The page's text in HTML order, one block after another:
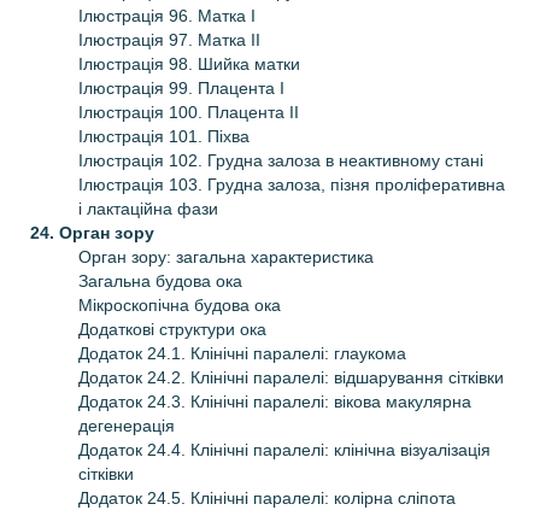
Ілюстрація 96. Матка І
Ілюстрація 97. Матка ІІ
Ілюстрація 98. Шийка матки
Ілюстрація 99. Плацента І
Ілюстрація 100. Плацента ІІ
Ілюстрація 101. Піхва
Ілюстрація 102. Грудна залоза в неактивному стані
Ілюстрація 103. Грудна залоза, пізня проліферативна
і лактаційна фази
24. Орган зору
Орган зору: загальна характеристика
Загальна будова ока
Мікроскопічна будова ока
Додаткові структури ока
Додаток 24.1. Клінічні паралелі: глаукома
Додаток 24.2. Клінічні паралелі: відшарування сітківки
Додаток 24.3. Клінічні паралелі: вікова макулярна
дегенерація
Додаток 24.4. Клінічні паралелі: клінічна візуалізація
сітківки
Додаток 24.5. Клінічні паралелі: колірна сліпота